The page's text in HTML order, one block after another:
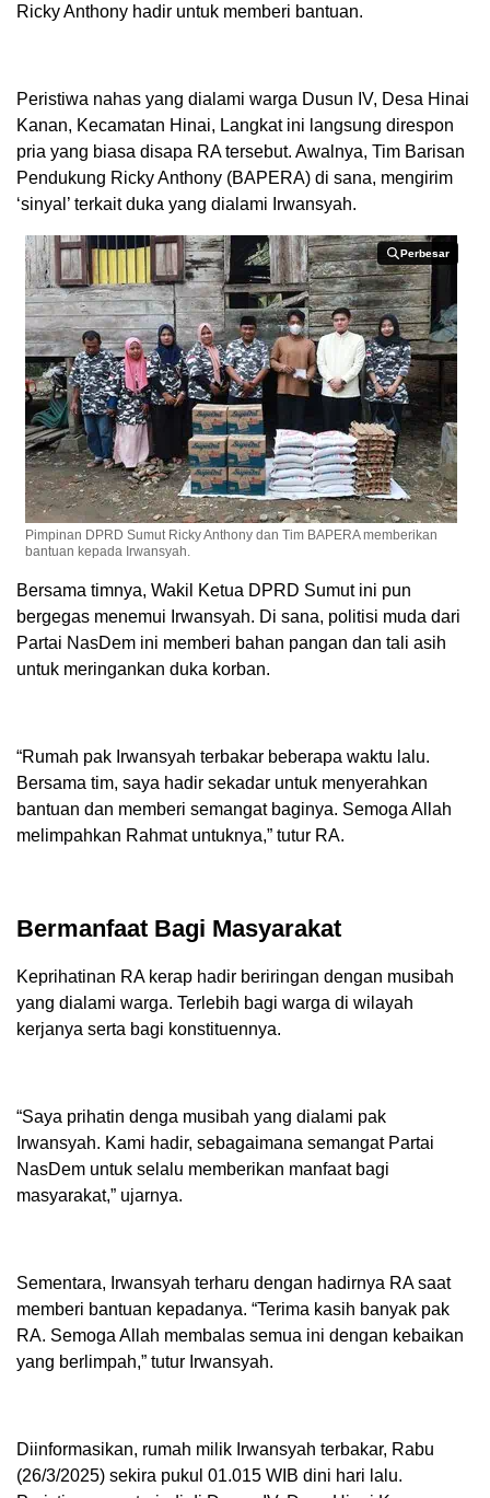
Ricky Anthony hadir untuk memberi bantuan.
Peristiwa nahas yang dialami warga Dusun IV, Desa Hinai
Kanan, Kecamatan Hinai, Langkat ini langsung direspon
pria yang biasa disapa RA tersebut. Awalnya, Tim Barisan
Pendukung Ricky Anthony (BAPERA) di sana, mengirim
‘sinyal’ terkait duka yang dialami Irwansyah.
Perbesar
Perbesar
Pimpinan DPRD Sumut Ricky Anthony dan Tim BAPERA memberikan
bantuan kepada Irwansyah.
Bersama timnya, Wakil Ketua DPRD Sumut ini pun
bergegas menemui Irwansyah. Di sana, politisi muda dari
Partai NasDem ini memberi bahan pangan dan tali asih
untuk meringankan duka korban.
“Rumah pak Irwansyah terbakar beberapa waktu lalu.
Bersama tim, saya hadir sekadar untuk menyerahkan
bantuan dan memberi semangat baginya. Semoga Allah
melimpahkan Rahmat untuknya,” tutur RA.
Bermanfaat Bagi Masyarakat
Keprihatinan RA kerap hadir beriringan dengan musibah
yang dialami warga. Terlebih bagi warga di wilayah
kerjanya serta bagi konstituennya.
“Saya prihatin denga musibah yang dialami pak
Irwansyah. Kami hadir, sebagaimana semangat Partai
NasDem untuk selalu memberikan manfaat bagi
masyarakat,” ujarnya.
Sementara, Irwansyah terharu dengan hadirnya RA saat
memberi bantuan kepadanya. “Terima kasih banyak pak
RA. Semoga Allah membalas semua ini dengan kebaikan
yang berlimpah,” tutur Irwansyah.
Diinformasikan, rumah milik Irwansyah terbakar, Rabu
(26/3/2025) sekira pukul 01.015 WIB dini hari lalu.